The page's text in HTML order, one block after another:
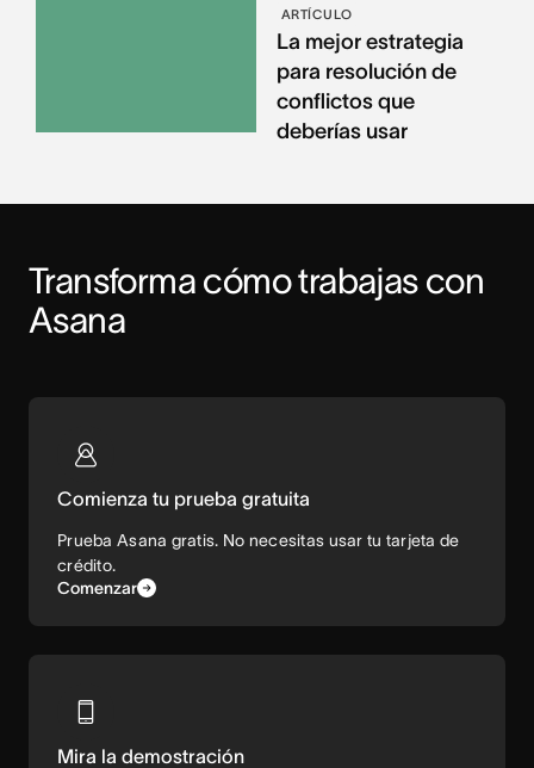
ARTÍCULO
La mejor estrategia
para resolución de
conflictos que
deberías usar
Transforma cómo trabajas con
Asana
Comienza tu prueba gratuita
Prueba Asana gratis. No necesitas usar tu tarjeta de
crédito.
Comenzar
Mira la demostración